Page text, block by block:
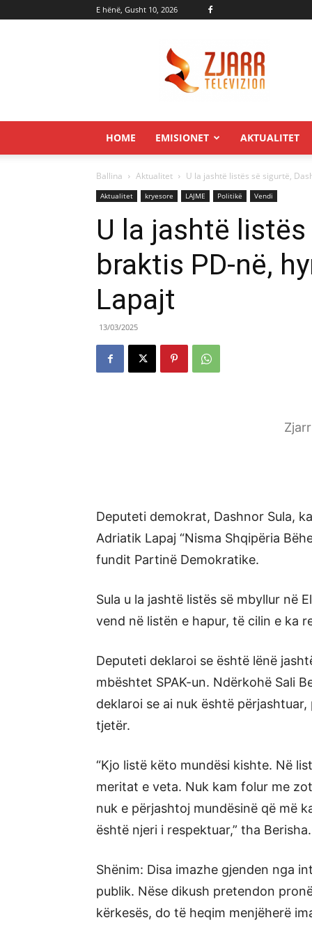
E hënë, Gusht 10, 2026
HOME EMISIONET AKTUALITET
Ballina Aktualitet U la jashtë listës së sigurtë,
Aktualitet kryesore LAJME Politikë Vendi
U la jashtë
braktis PD-në,
Lapajt
13/03/2025
Deputeti demokrat, Dashnor Sula,
Adriatik Lapaj “Nisma Shqipëria
fundit Partinë Demokratike.
Sula u la jashtë listës së mbyllur në
vend në listën e hapur, të cilin e ka
Deputeti deklaroi se është lënë
mbështet SPAK-un. Ndërkohë Sali
deklaroi se ai nuk është
tjetër.
“Kjo listë këto mundësi kishte. Në
meritat e veta. Nuk kam folur me
nuk e përjashtoj mundësinë që më
është njeri i respektuar,” tha Berisha.
Shënim: Disa imazhe gjenden nga
publik. Nëse dikush pretendon
kërkesës, do të heqim menjëherë